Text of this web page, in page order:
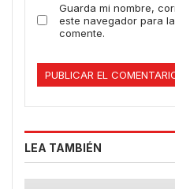
Guarda mi nombre,
este navegador para
comente.
LEA TAMBIÉN